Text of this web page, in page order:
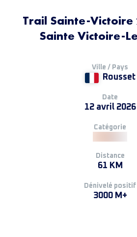
Trail Sainte-Victoire
Sainte Victoire-
Ville / Pays
Rousset
Date
12 avril 2026
Catégorie
Distance
61 KM
Dénivelé positif
3000 M+